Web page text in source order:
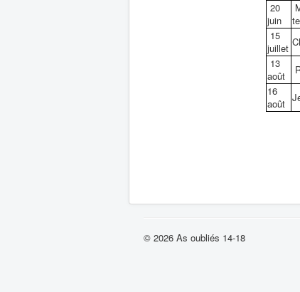
20
juin
15
juillet
13
août
16
août
© 2026 As oubliés 14-18